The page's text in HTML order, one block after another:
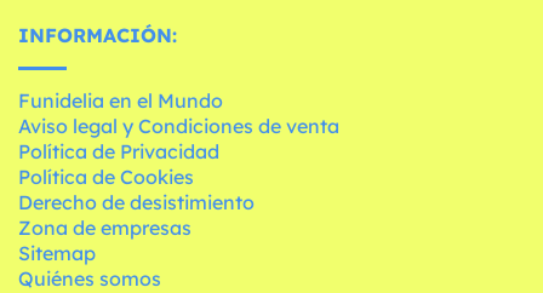
INFORMACIÓN:
Funidelia en el Mundo
Aviso legal y Condiciones de venta
Política de Privacidad
Política de Cookies
Derecho de desistimiento
Zona de empresas
Sitemap
Quiénes somos